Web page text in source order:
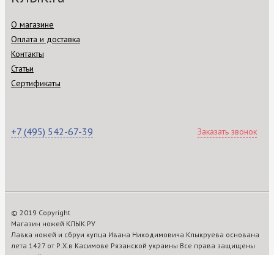
О магазине
Оплата и доставка
Контакты
Статьи
Сертификаты
+7 (495) 542-67-39 Заказать звонок
© 2019 Copyright
Магазин ножей КЛЫК.РУ
Лавка ножей и сбруи купца Ивана Никодимовича Клыкруева основана
лета 1427 от Р.Х.в Касимове Рязанской украины Все права защищены